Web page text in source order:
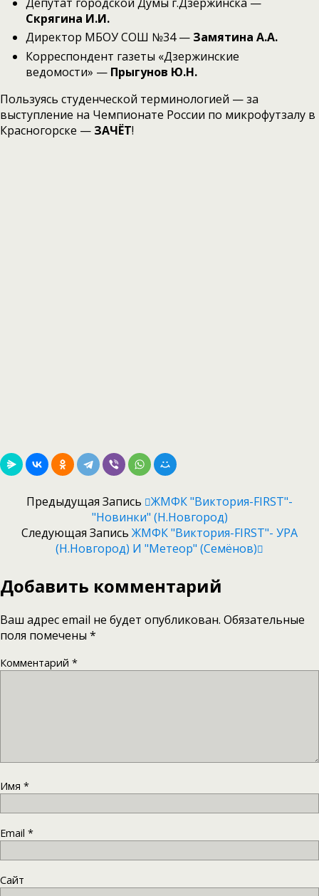
Скрягина И.И.
Директор МБОУ СОШ №34 — Замятина А.А.
Корреспондент газеты «Дзержинские
ведомости» — Прыгунов Ю.Н.
Пользуясь студенческой терминологией — за
выступление на Чемпионате России по микрофутзалу в
Красногорске — ЗАЧЁТ!
Предыдущая Запись
ЖМФК "Виктория-FIRST"-
"Новинки" (Н.Новгород)
Следующая Запись ЖМФК "Виктория-FIRST"- УРА
(Н.Новгород) И "Метеор" (Семёнов)
Добавить комментарий
Ваш адрес email не будет опубликован. Обязательные
поля помечены *
Комментарий *
Имя *
Email *
Сайт